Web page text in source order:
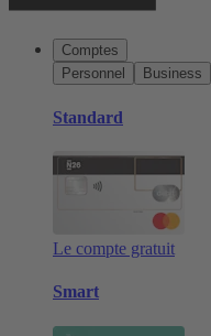
Comptes
Personnel
Business
Standard
Le compte gratuit
Smart